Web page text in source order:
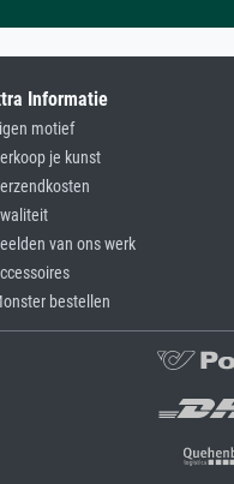
Informatie
motief
je kunst
van ons werk
bestellen